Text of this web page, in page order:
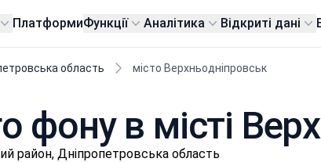
ПлатформиФункції Аналітика Відкриті дані
область місто Верхньодніпровськ
фону в місті
район, Дніпропетровська область